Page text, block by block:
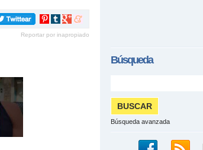
Compartir
Pinterest
Compartir
tumblr
Compartir
Google+
Compartir
meneame
Reportar por inapropiado
Búsqueda
Búsqueda avanzada